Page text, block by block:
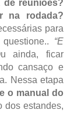
de reuniões?
na rodada?
para
“E
ainda, ficar
cansaço e
Nessa etapa
o manual do
dos estandes,